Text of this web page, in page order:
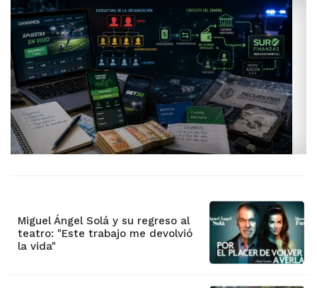
Miguel Ángel Solá y su regreso al
teatro: "Este trabajo me devolvió
la vida"